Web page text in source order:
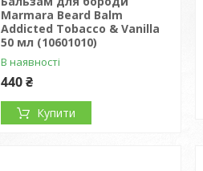
Marmara Beard Balm
Addicted Tobacco & Vanilla
50 мл (10601010)
В наявності
440 ₴
Купити